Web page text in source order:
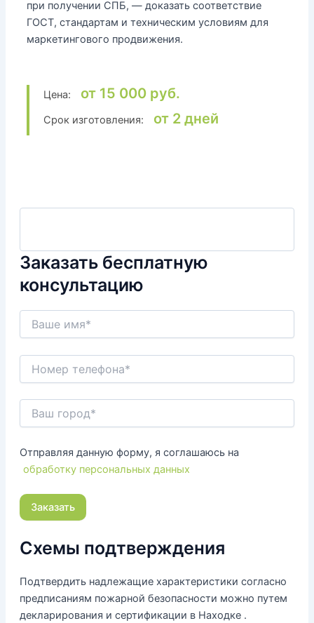
при получении СПБ, — доказать соответствие
ГОСТ, стандартам и техническим условиям для
маркетингового продвижения.
Цена: от 15 000 руб.
Срок изготовления: от 2 дней
Заказать бесплатную
консультацию
Отправляя данную форму, я соглашаюсь на
обработку персональных данных
Схемы подтверждения
Подтвердить надлежащие характеристики согласно
предписаниям пожарной безопасности можно путем
декларирования и сертификации в Находке .